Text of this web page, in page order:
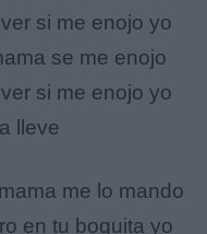
si me enojo yo
se me enojo
si me enojo yo
lleve
me lo mando
en tu boquita yo